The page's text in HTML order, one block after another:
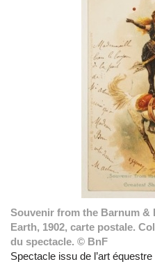
Souvenir from the Barnum &
Earth, 1902, carte postale.
du spectacle. © BnF
Spectacle issu de l’art